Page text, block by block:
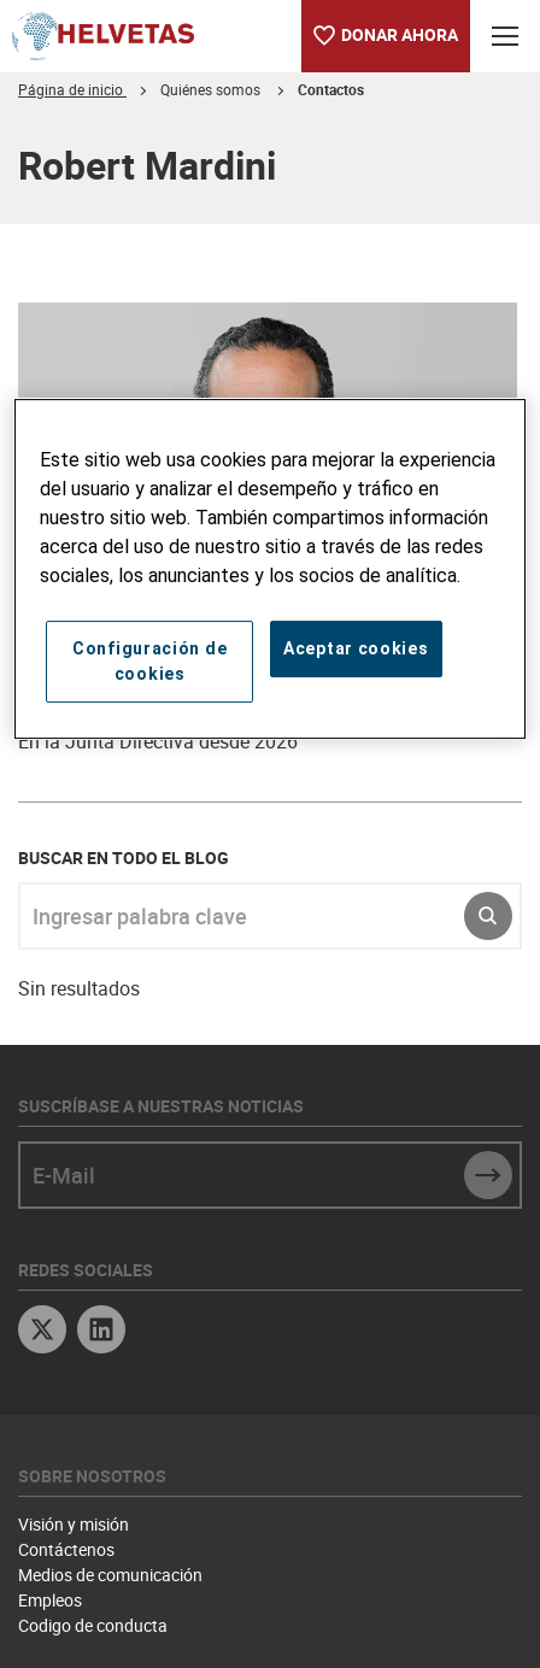
DONAR AHORA
Página de inicio Quiénes somos Contactos
Robert Mardini
Miembro de la Junta Directiva
Robert Mardini
En la Junta Directiva desde 2026
BUSCAR EN TODO EL BLOG
Sin resultados
SUSCRÍBASE A NUESTRAS NOTICIAS
REDES SOCIALES
Twitter
SOBRE NOSOTROS
Visión y misión
Contáctenos
Medios de comunicación
Empleos
Codigo de conducta
Este sitio web usa cookies para mejorar la experiencia
del usuario y analizar el desempeño y tráfico en
nuestro sitio web. También compartimos información
acerca del uso de nuestro sitio a través de las redes
sociales, los anunciantes y los socios de analítica.
Aceptar cookies
Configuración de
cookies